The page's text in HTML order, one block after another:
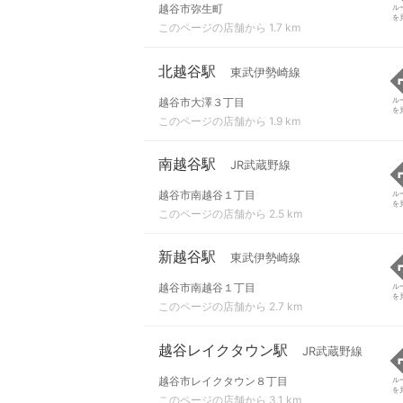
越谷市弥生町
このページの店舗から 1.7 km
ル
を
北越谷駅 東武伊勢崎線
越谷市大澤３丁目
このページの店舗から 1.9 km
ル
を
南越谷駅 JR武蔵野線
越谷市南越谷１丁目
このページの店舗から 2.5 km
ル
を
新越谷駅 東武伊勢崎線
越谷市南越谷１丁目
このページの店舗から 2.7 km
ル
を
越谷レイクタウン駅 JR武蔵野線
越谷市レイクタウン８丁目
このページの店舗から 3.1 km
ル
を